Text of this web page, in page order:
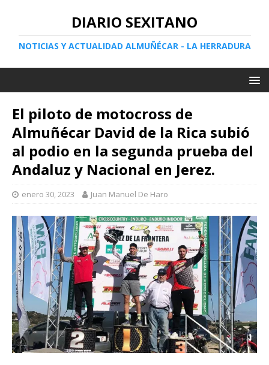
DIARIO SEXITANO
NOTICIAS Y ACTUALIDAD ALMUÑÉCAR - LA HERRADURA
El piloto de motocross de
Almuñécar David de la Rica subió
al podio en la segunda prueba del
Andaluz y Nacional en Jerez.
enero 30, 2023 Juan Manuel De Haro